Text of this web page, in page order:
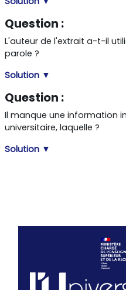
Question :
L'auteur de l'extrait a-t-il
parole ?
Solution ▼
Question :
Il manque une information
universitaire, laquelle ?
Solution ▼